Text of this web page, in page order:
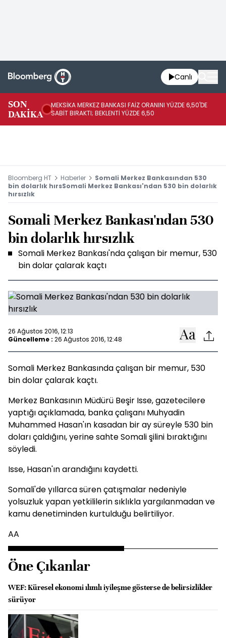
Canlı
SON
DAKİKA
MEKSİKA MERKEZ BANKASI FAİZ ORANINI YÜZDE 6,50'DE
SABİT BIRAKTI; BEKLENTİ YÜZDE 6,50
Bloomberg HT Haberler
Somali Merkez Bankasından 530
bin dolarlık hırsSomali Merkez Bankası'ndan 530 bin dolarlık
hırsızlık
Somali Merkez Bankası'ndan 530
bin dolarlık hırsızlık
Somali Merkez Bankası'nda çalışan bir memur, 530
bin dolar çalarak kaçtı
26 Ağustos 2016, 12:13
Güncelleme : 26 Ağustos 2016, 12:48
Somali Merkez Bankasında çalışan bir memur, 530
bin dolar çalarak kaçtı.
Merkez Bankasının Müdürü Beşir Isse, gazetecilere
yaptığı açıklamada, banka çalışanı Muhyadin
Muhammed Hasan'ın kasadan bir ay süreyle 530 bin
doları çaldığını, yerine sahte Somali şilini bıraktığını
söyledi.
Isse, Hasan'ın arandığını kaydetti.
Somali'de yıllarca süren çatışmalar nedeniyle
yolsuzluk yapan yetkililerin sıklıkla yargılanmadan ve
kamu denetiminden kurtulduğu belirtiliyor.
AA
Öne Çıkanlar
WEF: Küresel ekonomi ılımlı iyileşme gösterse de belirsizlikler
sürüyor